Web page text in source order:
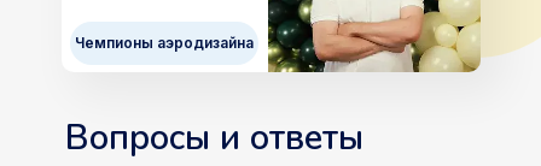
Чемпионы аэродизайна
Вопросы и ответы